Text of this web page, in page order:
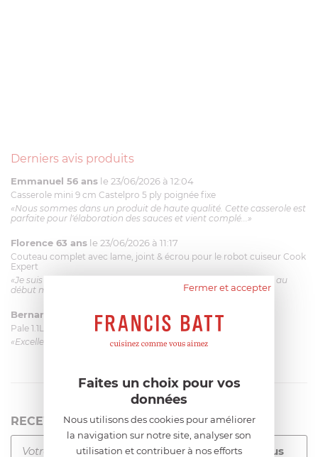
Derniers avis produits
Emmanuel 56 ans le 23/06/2026 à 12:04
Casserole mini 9 cm Castelpro 5 ply poignée fixe
«Nous sommes dans un produit de haute qualité. Cette casserole est
parfaite pour l'élaboration des sauces et vient complé...»
Florence 63 ans le 23/06/2026 à 11:17
Couteau complet avec lame, joint & écrou pour le robot cuiseur Cook
Expert
«Je suis satisfaite du couteau Magimix. L'écrou est un peu dur au
début mais ça le fait. La livraison a été très rapide. ...»
Bernard le 23/06/2026 à 09:43
Pale 1.1L pour Glacier Magimix 11031/121/123/124
«Excellent: produit et livraison»
RECEVEZ LA NEWSLETTER
Fermer et accepter
Faites un choix pour vos
données
Nous utilisons des cookies pour améliorer
la navigation sur notre site, analyser son
utilisation et contribuer à nos efforts